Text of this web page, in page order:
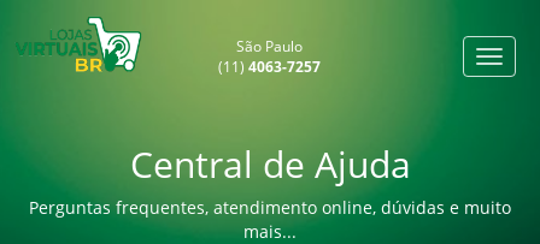
São Paulo
(11)4063-7257
Central de Ajuda
Perguntas frequentes, atendimento online, dúvidas e muito
mais...